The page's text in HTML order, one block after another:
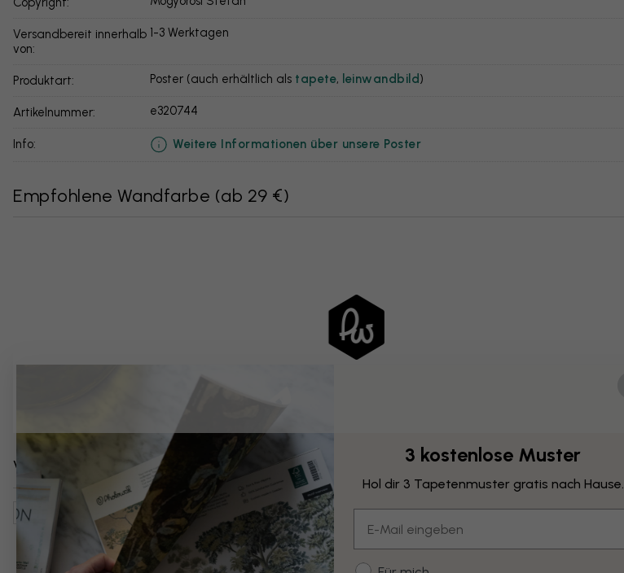
Versandbereit innerhalb
von:
1-3 Werktagen
Produktart: Poster (auch erhältlich als tapete, leinwandbild)
Artikelnummer: e320744
info: Weitere Informationen über unsere Poster
Empfohlene Wandfarbe (ab 29 €)
Verwandte Kategorien
Karten, Flaggen, Orte Gebäudetypen Und Einrichtungen Bars & Restaurants Schwarz
3 kostenlose Muster
Hol dir 3 Tapetenmuster gratis nach Hause.
Customer type